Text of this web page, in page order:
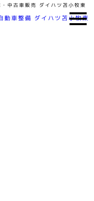
中古車販売 ダイハツ苫小牧東